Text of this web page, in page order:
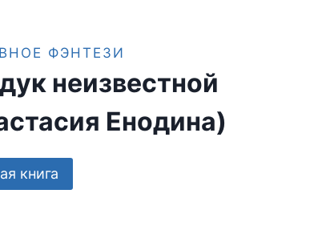
ФЭНТЕЗИ
неизвестной
Енодина)
книга